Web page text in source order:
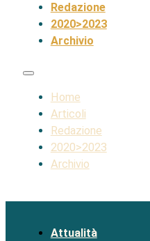
Redazione
2020>2023
Archivio
Home
Articoli
Redazione
2020>2023
Archivio
Attualità